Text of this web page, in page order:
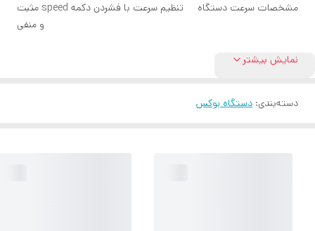
مشخصات سرعت دستگاه
تنظیم سرعت با فشردن دکمه speed مثبت
و منفى
نمایش بیشتر
دسته‌بندی: دستگاه بوکس